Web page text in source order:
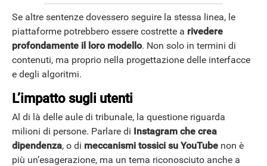
Se altre sentenze dovessero seguire la stessa linea, le
piattaforme potrebbero essere costrette a rivedere
profondamente il loro modello. Non solo in termini di
contenuti, ma proprio nella progettazione delle interfacce
e degli algoritmi.
L’impatto sugli utenti
Al di là delle aule di tribunale, la questione riguarda
milioni di persone. Parlare di Instagram che crea
dipendenza, o di meccanismi tossici su YouTube non è
più un’esagerazione, ma un tema riconosciuto anche a